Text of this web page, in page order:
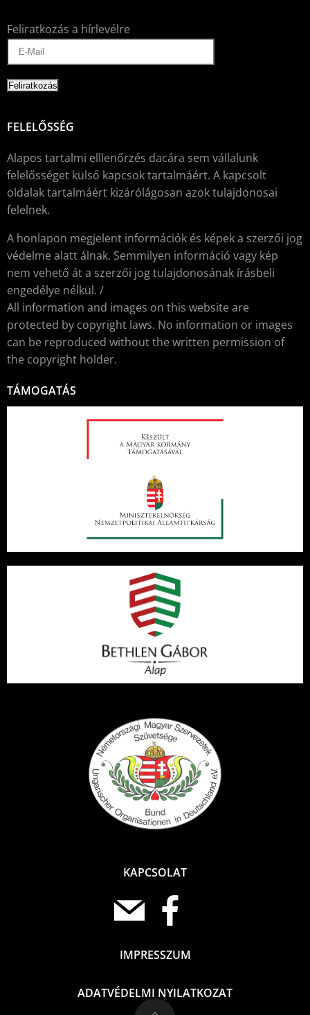
Feliratkozás a hírlevélre
FELELŐSSÉG
Alapos tartalmi elllenőrzés dacára sem vállalunk
felelősséget külső kapcsok tartalmáért. A kapcsolt
oldalak tartalmáért kizárólágosan azok tulajdonosai
felelnek.
A honlapon megjelent információk és képek a szerzői jog
védelme alatt álnak. Semmilyen információ vagy kép
nem vehető át a szerzői jog tulajdonosának írásbeli
engedélye nélkül. /
All information and images on this website are
protected by copyright laws. No information or images
can be reproduced without the written permission of
the copyright holder.
TÁMOGATÁS
KAPCSOLAT
IMPRESSZUM
ADATVÉDELMI NYILATKOZAT